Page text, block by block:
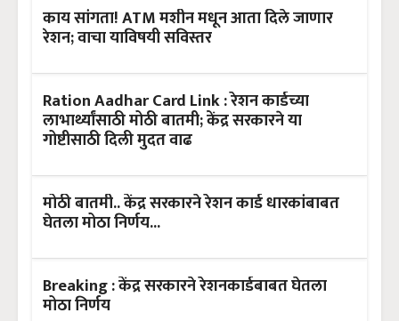
काय सांगता! ATM मशीन मधून आता दिले जाणार
रेशन; वाचा याविषयी सविस्तर
Ration Aadhar Card Link : रेशन कार्डच्या
लाभार्थ्यांसाठी मोठी बातमी; केंद्र सरकारने या
गोष्टीसाठी दिली मुदत वाढ
मोठी बातमी.. केंद्र सरकारने रेशन कार्ड धारकांबाबत
घेतला मोठा निर्णय...
Breaking : केंद्र सरकारने रेशनकार्डबाबत घेतला
मोठा निर्णय